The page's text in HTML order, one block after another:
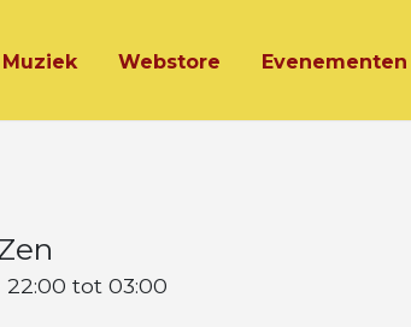
Muziek Webstore Evenementen
22:00 tot 03:00